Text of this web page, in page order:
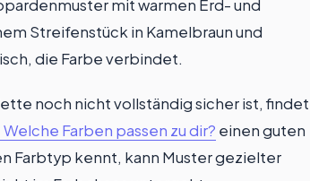
mit warmen Erd- und
Streifenstück in Kamelbraun und
die Farbe verbindet.
noch nicht vollständig sicher ist, findet
Farben passen zu dir? einen guten
Farbtyp kennt, kann Muster gezielter